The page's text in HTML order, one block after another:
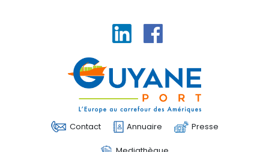
Linkedin
Contact Annuaire Presse